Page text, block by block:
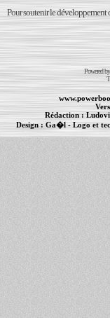
Pour soutenir le développement
Powered
Rédaction :
Design :Ga�l- Logo et
PowerBook